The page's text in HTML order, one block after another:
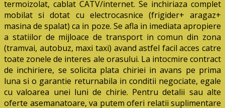
termoizolat, cablat CATV/internet. Se inchiriaza complet
mobilat si dotat cu electrocasnice (frigider+ aragaz+
masina de spalat) ca in poze. Se afla in imediata apropiere
a statiilor de mijloace de transport in comun din zona
(tramvai, autobuz, maxi taxi) avand astfel facil acces catre
toate zonele de interes ale orasului. La intocmire contract
de inchiriere, se solicita plata chiriei in avans pe prima
luna si o garantie returnabila in conditii negociate, egale
cu valoarea unei luni de chirie. Pentru detalii sau alte
oferte asemanatoare, va putem oferi relatii suplimentare